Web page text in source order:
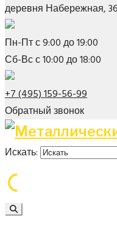
деревня Набережная,
Пн-Пт с 9:00 до 19:00
Сб-Вс с 10:00 до 18:00
+7 (495) 159-56-99
Обратный звонок
Искать: